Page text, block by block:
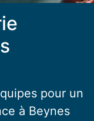
pour un
à Beynes